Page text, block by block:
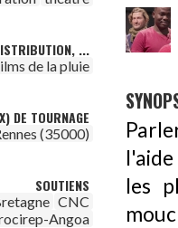
...
de la pluie
DE TOURNAGE
(35000)
SOUTIENS
CNC
Angoa
les